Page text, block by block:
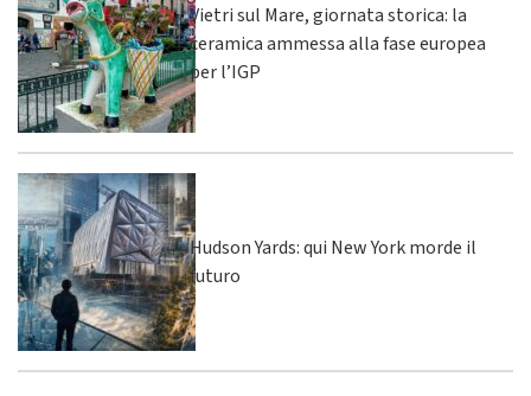
Vietri sul Mare, giornata storica: la
ceramica ammessa alla fase europea
per l’IGP
Hudson Yards: qui New York morde il
futuro